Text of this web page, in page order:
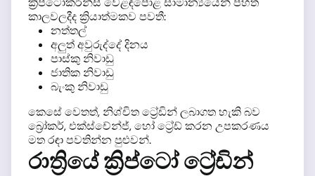
කාලවලදීද ක්‍රියාත්මකව පවතී:
නත්තල්
අලුත් අවුරුද්දේ දිනය
පාස්කු නිවාඩු
ජාතික නිවාඩු
බැංකු නිවාඩු
කෙසේ වෙතත්, නිශ්චිත ට්‍රේඩින් ලබාගත හැකි බව
බ්‍රෝකර්, එක්ස්චේන්ජ්, හෝ ට්‍රේඩ් කරන උපකරණය
මත රඳා පවතින්න පුළුවන්.
රාත්‍රියේ ක්‍රිප්ටෝ ට්‍රේඩින්